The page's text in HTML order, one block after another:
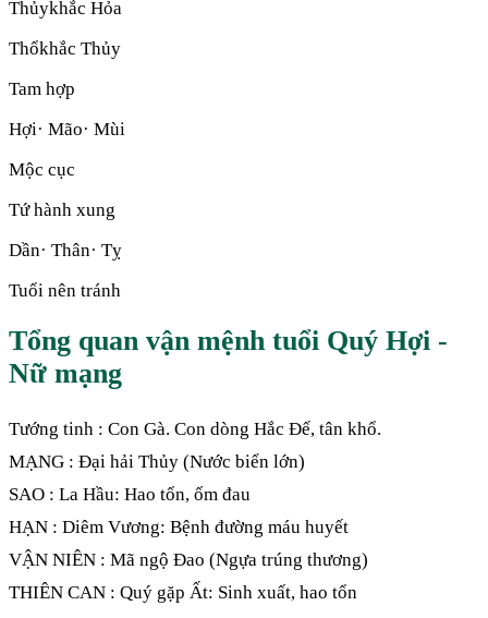
Thủykhắc Hỏa
Thổkhắc Thủy
Tam hợp
Hợi· Mão· Mùi
Mộc cục
Tứ hành xung
Dần· Thân· Tỵ
Tuổi nên tránh
Tổng quan vận mệnh tuổi Quý Hợi -
Nữ mạng
Tướng tinh : Con Gà. Con dòng Hắc Đế, tân khổ.
MẠNG : Đại hải Thủy (Nước biển lớn)
SAO : La Hầu: Hao tổn, ốm đau
HẠN : Diêm Vương: Bệnh đường máu huyết
VẬN NIÊN : Mã ngộ Đao (Ngựa trúng thương)
THIÊN CAN : Quý gặp Ất: Sinh xuất, hao tổn